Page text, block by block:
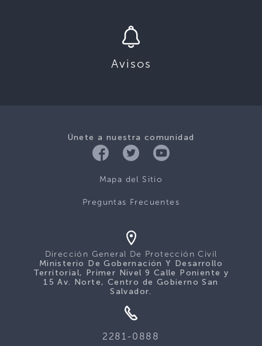
Avisos
Únete a nuestra comunidad
Mapa del Sitio
Preguntas Frecuentes
Dirección General De Protección Civil
Ministerio De Gobernación Y Desarrollo
Territorial, Primer Nivel 9 Calle Poniente y
15 Av. Norte, Centro de Gobierno San
Salvador.
2281-0888